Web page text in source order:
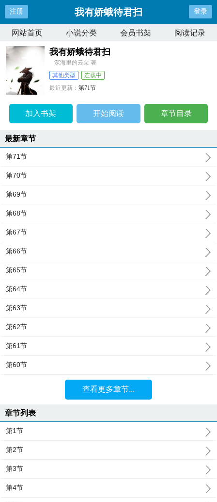
注册 我有娇蛾待君扫 登录
网站首页 小说分类 会员书架 阅读记录
我有娇蛾待君扫
深海里的云朵 著
其他类型
连载中
最近更新：第71节
加入书架 开始阅读 章节目录
最新章节
第71节
第70节
第69节
第68节
第67节
第66节
第65节
第64节
第63节
第62节
第61节
第60节
查看更多章节...
章节列表
第1节
第2节
第3节
第4节